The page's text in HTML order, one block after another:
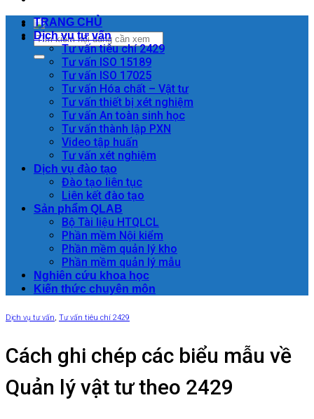
TRANG CHỦ
Dịch vụ tư vấn
Tư vấn tiêu chí 2429
Tư vấn ISO 15189
Tư vấn ISO 17025
Tư vấn Hóa chất – Vật tư
Tư vấn thiết bị xét nghiệm
Tư vấn An toàn sinh học
Tư vấn thành lập PXN
Video tập huấn
Tư vấn xét nghiệm
Dịch vụ đào tạo
Đào tạo liên tục
Liên kết đào tạo
Sản phẩm QLAB
Bộ Tài liệu HTQLCL
Phần mềm Nội kiểm
Phần mềm quản lý kho
Phần mềm quản lý mẫu
Nghiên cứu khoa học
Kiến thức chuyên môn
Dịch vụ tư vấn, Tư vấn tiêu chí 2429
Cách ghi chép các biểu mẫu về
Quản lý vật tư theo 2429